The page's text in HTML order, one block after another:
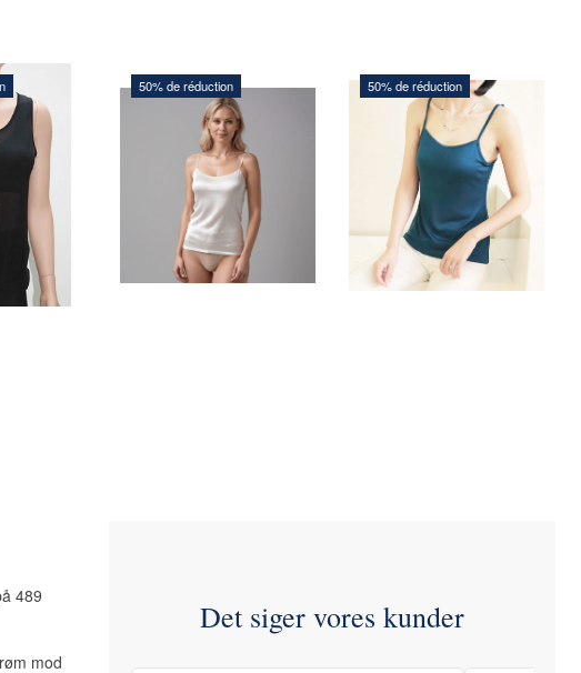
245,00
les
50% de réduction
206,25 DKK
Vous sauvegardez:
Voir toutes les
options
50% de réduction
168,00 DKK
336,00 DKK
Vous sauvegardez:168,00
Voir toutes les
options
489
mod
Det siger vores kunder